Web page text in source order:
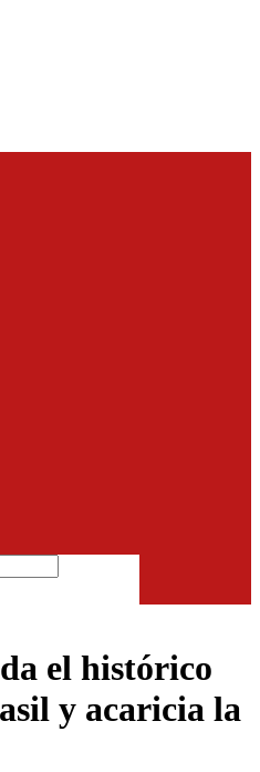
el histórico
y acaricia la